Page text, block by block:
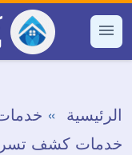
التجاوز
إلى القائمة
الرئيسية
خدمات كشف